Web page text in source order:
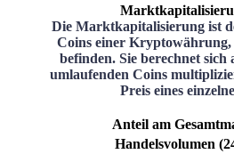
Die Marktkapitalisierung ist
Coins einer
befinden. Sie berechnet sich
umlaufenden Coins
Preis eines
Anteil am
Handelsvolumen